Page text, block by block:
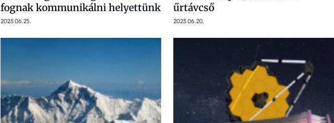
fognak kommunikálni helyettünk
2023.06.25.
űrtávcső
2023.06.20.